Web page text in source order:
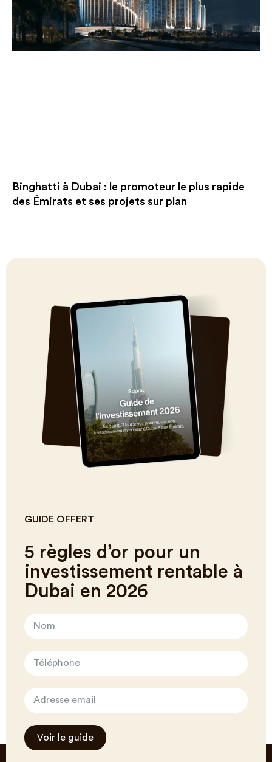
Binghatti à Dubai : le promoteur le plus rapide
des Émirats et ses projets sur plan
GUIDE OFFERT
5 règles d’or pour un
investissement rentable à
Dubai en 2026
Voir le guide